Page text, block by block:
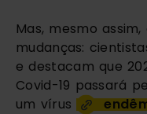
Mas, mesmo
mudanças:
e destacam que
Covid-19 passará
um vírus